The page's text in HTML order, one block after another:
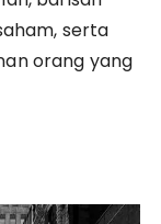
serta
orang yang